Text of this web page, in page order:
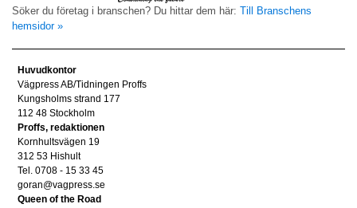
Söker du företag i branschen? Du hittar dem här: Till Branschens
hemsidor »
Huvudkontor
Vägpress AB/Tidningen Proffs
Kungsholms strand 177
112 48 Stockholm
Proffs, redaktionen
Kornhultsvägen 19
312 53 Hishult
Tel. 0708 - 15 33 45
goran@vagpress.se
Queen of the Road